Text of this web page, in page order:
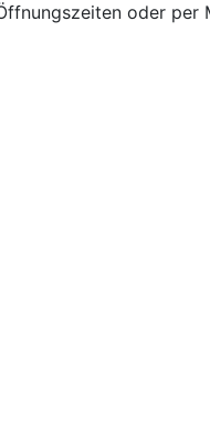
oder per